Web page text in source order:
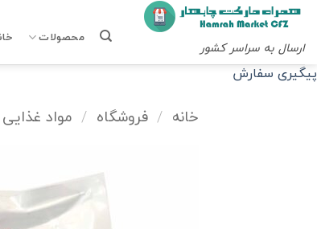
Skip
content
ارسال به سراسر کشور
محصولات
پیگیری سفارش
خانه / فروشگاه / مواد غذایی